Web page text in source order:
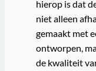
hierop is dat
niet alleen
gemaakt met
ontworpen,
de kwaliteit